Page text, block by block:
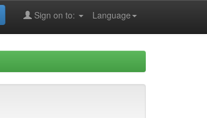
Language
Sign on to: